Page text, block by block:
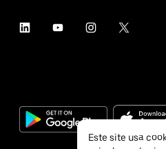
Este site usa